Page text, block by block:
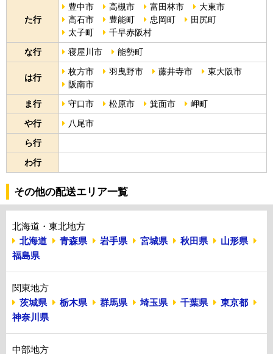
た行
豊中市 高槻市 富田林市
大東市
高石市
豊能町 忠岡町
田尻町
太子町
千早赤阪村
な行 寝屋川市 能勢町
は行
枚方市 羽曳野市 藤井寺市
東大阪市
阪南市
ま行 守口市 松原市 箕面市 岬町
や行 八尾市
ら行
わ行
その他の配送エリア一覧
北海道・東北地方
北海道
青森県 岩手県 宮城県 秋田県
山形県
福島県
関東地方
茨城県
栃木県 群馬県 埼玉県 千葉県
東京都
神奈川県
中部地方